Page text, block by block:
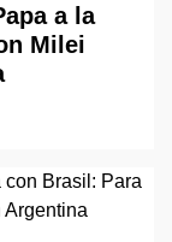
a la
Milei